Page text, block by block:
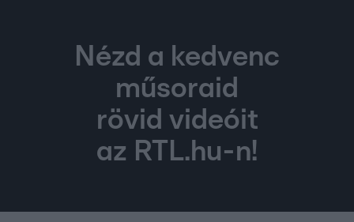
Nézd a kedvenc
műsoraid
rövid videóit
az RTL.hu-n!